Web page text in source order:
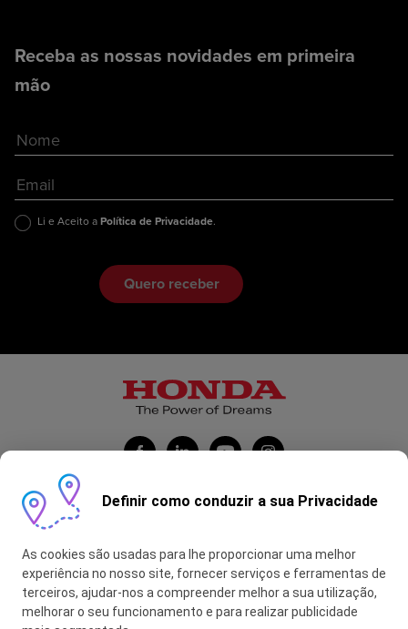
Receba as nossas novidades em primeira
mão
Li e Aceito a Política de Privacidade.
Honda Portugal Automóveis
Contas Feitas
myHONDA
Definir como conduzir a sua Privacidade
As cookies são usadas para lhe proporcionar uma melhor
experiência no nosso site, fornecer serviços e ferramentas de
terceiros, ajudar-nos a compreender melhor a sua utilização,
melhorar o seu funcionamento e para realizar publicidade